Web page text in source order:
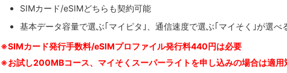
SIMカード/eSIMどちらも契約可能
基本データ容量で選ぶ｢マイピタ｣、通信速度で選ぶ｢マイそく｣が選べ
※SIMカード発行手数料/eSIMプロファイル発行料440円は必要
※お試し200MBコース、マイそくスーパーライトを申し込みの場合は適用